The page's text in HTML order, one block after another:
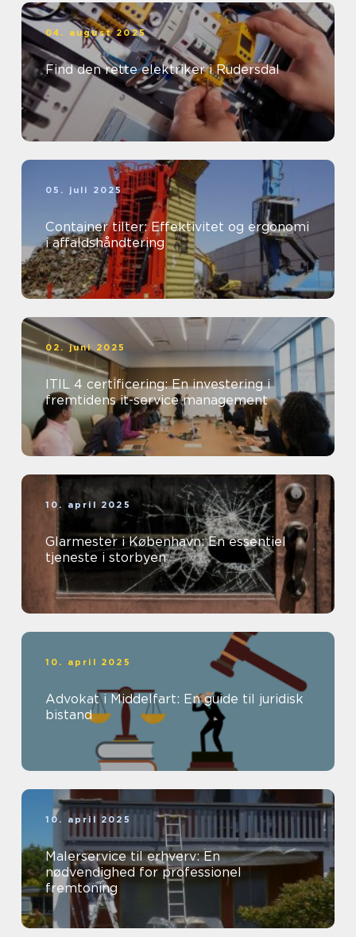
04. august 2025
Find den rette elektriker i Rudersdal
05. juli 2025
Container tilter: Effektivitet og ergonomi
i affaldshåndtering
02. juni 2025
ITIL 4 certificering: En investering i
fremtidens it-service management
10. april 2025
Glarmester i København: En essentiel
tjeneste i storbyen
10. april 2025
Advokat i Middelfart: En guide til juridisk
bistand
10. april 2025
Malerservice til erhverv: En
nødvendighed for professionel
fremtoning